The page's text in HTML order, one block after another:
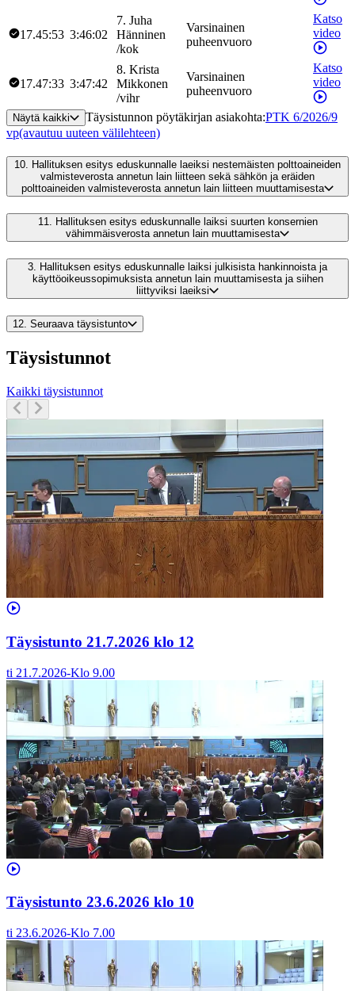
17.45:53 3:46:02
7. Juha
Hänninen
/kok
Varsinainen
puheenvuoro
Katso
video
17.47:33 3:47:42
8. Krista
Mikkonen
/vihr
Varsinainen
puheenvuoro
Katso
video
Näytä kaikki Täysistunnon pöytäkirjan asiakohta:PTK 6/2026/9
vp(avautuu uuteen välilehteen)
10. Hallituksen esitys eduskunnalle laeiksi nestemäisten polttoaineiden
valmisteverosta annetun lain liitteen sekä sähkön ja eräiden
polttoaineiden valmisteverosta annetun lain liitteen muuttamisesta
11. Hallituksen esitys eduskunnalle laiksi suurten konsernien
vähimmäisverosta annetun lain muuttamisesta
3.
Hallituksen esitys eduskunnalle laiksi julkisista hankinnoista ja
käyttöoikeussopimuksista annetun lain muuttamisesta ja siihen
liittyviksi laeiksi
12. Seuraava täysistunto
Täysistunnot
Kaikki täysistunnot
Täysistunto 21.7.2026 klo 12
ti 21.7.2026-Klo 9.00
Täysistunto 23.6.2026 klo 10
ti 23.6.2026-Klo 7.00